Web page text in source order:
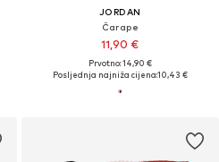
JORDAN
Čarape
11,90 €
Prvotno: 14,90 €
Posljednja najniža cijena:10,43 €